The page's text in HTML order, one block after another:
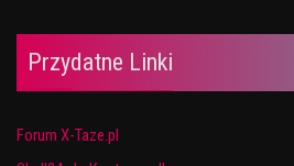
Przydatne Linki
Forum X-Taze.pl